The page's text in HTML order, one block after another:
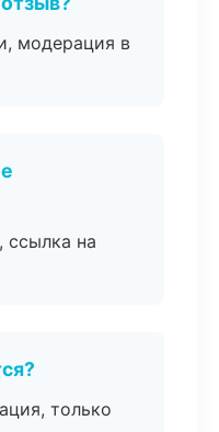
модерация в
ссылка на
только